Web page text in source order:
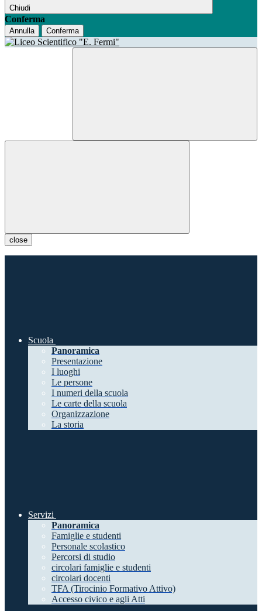
Chiudi
Conferma
Annulla Conferma
close
Scuola
Panoramica
Presentazione
I luoghi
Le persone
I numeri della scuola
Le carte della scuola
Organizzazione
La storia
Servizi
Panoramica
Famiglie e studenti
Personale scolastico
Percorsi di studio
circolari famiglie e studenti
circolari docenti
TFA (Tirocinio Formativo Attivo)
Accesso civico e agli Atti